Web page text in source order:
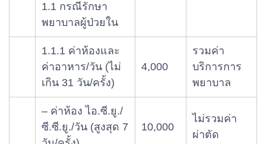
1.1 กรณีรักษา
พยาบาลผู้ป่วยใน
1.1.1 ค่าห้องและ
ค่าอาหาร/วัน (ไม่
เกิน 31 วัน/ครั้ง)
4,000
รวมค่า
บริการการ
พยาบาล
– ค่าห้อง ไอ.ซี.ยู./
ซี.ซี.ยู./วัน (สูงสุด 7
10,000
ไม่รวมค่า
ผ่าตัด